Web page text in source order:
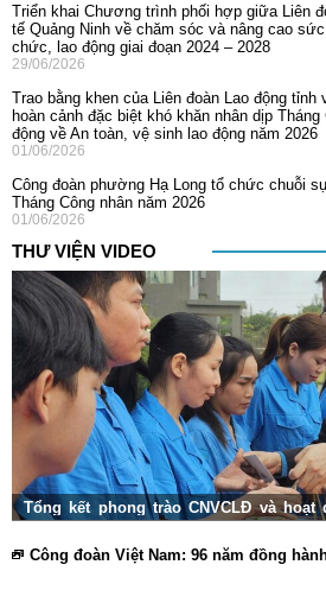
Triển khai Chương trình phối hợp giữa Liên
tế Quảng Ninh về chăm sóc và nâng cao
chức, lao động giai đoạn 2024 – 2028
29/06/2026
Trao bằng khen của Liên đoàn Lao động tỉnh
hoàn cảnh đặc biệt khó khăn nhân dịp
động về An toàn, vệ sinh lao động năm 2026
01/06/2026
Công đoàn phường Hạ Long tổ chức chuỗi
Tháng Công nhân năm 2026
01/06/2026
THƯ VIỆN VIDEO
Tổng kết phong trào CNVCLĐ và hoạt
Ninh 2025
Công đoàn Việt Nam: 96 năm đồng